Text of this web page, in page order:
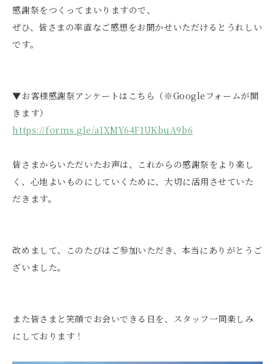
感謝祭をつくってまいりますので、
ぜひ、皆さまの率直なご感想をお聞かせいただけるとうれしい
です。
▼お客様感謝祭アンケートはこちら（※Googleフォームが開
きます）
https://forms.gle/a1XMY64F1UKbuA9b6
皆さまからいただいたお声は、これからの感謝祭をより楽し
く、心地よいものにしていくために、大切に活用させていた
だきます。
改めまして、このたびはご参加いただき、本当にありがとうご
ざいました。
また皆さまと笑顔でお会いできる日を、スタッフ一同楽しみ
にしております！